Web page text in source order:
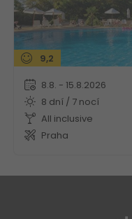
9,2
8.8. - 15.8.2026
8 dní / 7 nocí
All inclusive
Praha